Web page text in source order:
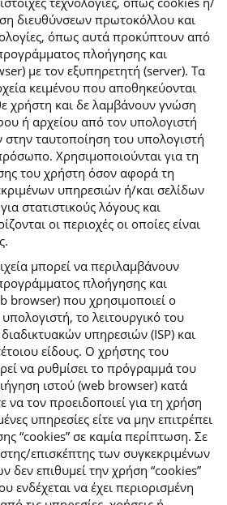
διευθύνσεων πρωτοκόλλου και
όπως αυτά προκύπτουν από
πλοήγησης και
με τον εξυπηρετητή (server). Τα
κειμένου που αποθηκεύονται
χρήστη και δε λαμβάνουν γνώση
ή αρχείου από τον υπολογιστή
στην ταυτοποίηση του υπολογιστή
Χρησιμοποιούνται για τη
του χρήστη όσον αφορά τη
υπηρεσιών ή/και σελίδων
στατιστικούς λόγους και
οι περιοχές οι οποίες είναι
μπορεί να περιλαμβάνουν
πλοήγησης και
browser) που χρησιμοποιεί ο
το λειτουργικό του
υπηρεσιών (ISP) και
είδους. Ο χρήστης του
να ρυθμίσει το πρόγραμμά του
ιστού (web browser) κατά
να τον προειδοποιεί για τη χρήση
υπηρεσίες είτε να μην επιτρέπει
“cookies” σε καμία περίπτωση. Σε
επισκέπτης των συγκεκριμένων
δεν επιθυμεί την χρήση “cookies”
ενδέχεται να έχει περιορισμένη